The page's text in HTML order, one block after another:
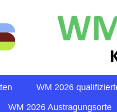
WM 2026
WM 2026 Austragungsorte